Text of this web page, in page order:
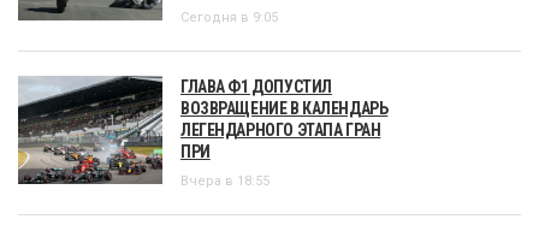
Сегодня в 9:05
ГЛАВА Ф1 ДОПУСТИЛ
ВОЗВРАЩЕНИЕ В КАЛЕНДАРЬ
ЛЕГЕНДАРНОГО ЭТАПА ГРАН
ПРИ
Вчера в 18:55